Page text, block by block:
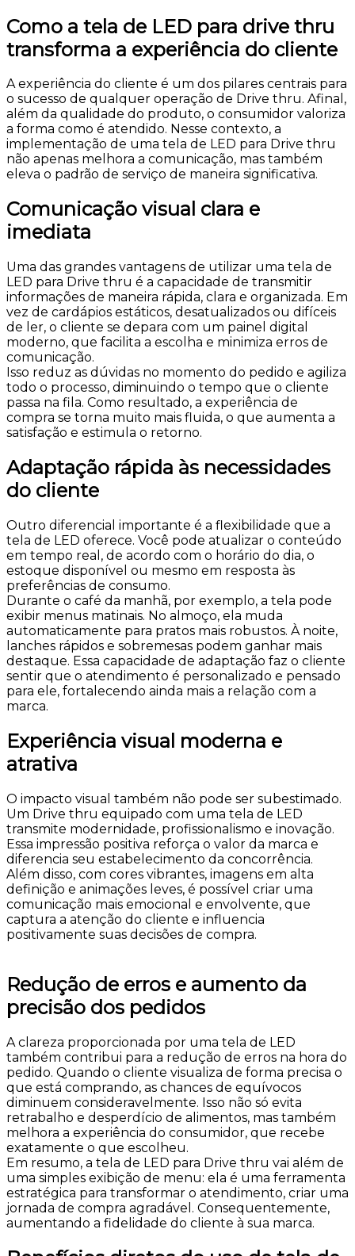
Como a tela de LED para drive thru
transforma a experiência do cliente
A experiência do cliente é um dos pilares centrais para
o sucesso de qualquer operação de Drive thru. Afinal,
além da qualidade do produto, o consumidor valoriza
a forma como é atendido. Nesse contexto, a
implementação de uma tela de LED para Drive thru
não apenas melhora a comunicação, mas também
eleva o padrão de serviço de maneira significativa.
Comunicação visual clara e
imediata
Uma das grandes vantagens de utilizar uma tela de
LED para Drive thru é a capacidade de transmitir
informações de maneira rápida, clara e organizada. Em
vez de cardápios estáticos, desatualizados ou difíceis
de ler, o cliente se depara com um painel digital
moderno, que facilita a escolha e minimiza erros de
comunicação.
Isso reduz as dúvidas no momento do pedido e agiliza
todo o processo, diminuindo o tempo que o cliente
passa na fila. Como resultado, a experiência de
compra se torna muito mais fluida, o que aumenta a
satisfação e estimula o retorno.
Adaptação rápida às necessidades
do cliente
Outro diferencial importante é a flexibilidade que a
tela de LED oferece. Você pode atualizar o conteúdo
em tempo real, de acordo com o horário do dia, o
estoque disponível ou mesmo em resposta às
preferências de consumo.
Durante o café da manhã, por exemplo, a tela pode
exibir menus matinais. No almoço, ela muda
automaticamente para pratos mais robustos. À noite,
lanches rápidos e sobremesas podem ganhar mais
destaque. Essa capacidade de adaptação faz o cliente
sentir que o atendimento é personalizado e pensado
para ele, fortalecendo ainda mais a relação com a
marca.
Experiência visual moderna e
atrativa
O impacto visual também não pode ser subestimado.
Um Drive thru equipado com uma tela de LED
transmite modernidade, profissionalismo e inovação.
Essa impressão positiva reforça o valor da marca e
diferencia seu estabelecimento da concorrência.
Além disso, com cores vibrantes, imagens em alta
definição e animações leves, é possível criar uma
comunicação mais emocional e envolvente, que
captura a atenção do cliente e influencia
positivamente suas decisões de compra.
Redução de erros e aumento da
precisão dos pedidos
A clareza proporcionada por uma tela de LED
também contribui para a redução de erros na hora do
pedido. Quando o cliente visualiza de forma precisa o
que está comprando, as chances de equívocos
diminuem consideravelmente. Isso não só evita
retrabalho e desperdício de alimentos, mas também
melhora a experiência do consumidor, que recebe
exatamente o que escolheu.
Em resumo, a tela de LED para Drive thru vai além de
uma simples exibição de menu: ela é uma ferramenta
estratégica para transformar o atendimento, criar uma
jornada de compra agradável. Consequentemente,
aumentando a fidelidade do cliente à sua marca.